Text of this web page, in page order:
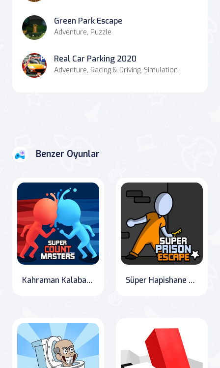
Green Park Escape
Adventure, Puzzle
Real Car Parking 2020
Adventure, Racing & Driving, Simulation
Benzer Oyunlar
Kahraman Kalabalık Savaşı Süper Hapishane Kaçışı